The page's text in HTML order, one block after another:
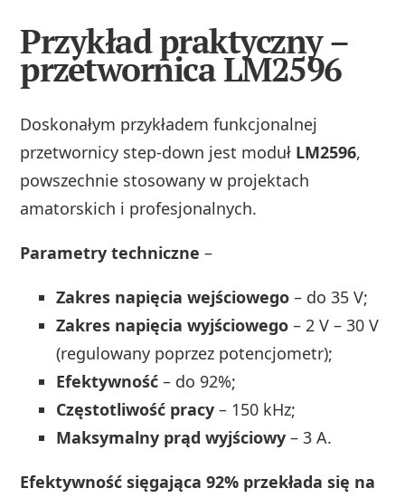
Przykład praktyczny –
przetwornica LM2596
Doskonałym przykładem funkcjonalnej
przetwornicy step-down jest moduł LM2596,
powszechnie stosowany w projektach
amatorskich i profesjonalnych.
Parametry techniczne –
Zakres napięcia wejściowego – do 35 V;
Zakres napięcia wyjściowego – 2 V – 30 V
(regulowany poprzez potencjometr);
Efektywność – do 92%;
Częstotliwość pracy – 150 kHz;
Maksymalny prąd wyjściowy – 3 A.
Efektywność sięgająca 92% przekłada się na